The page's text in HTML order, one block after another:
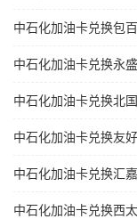
中石化加油卡兑换包
中石化加油卡兑换永
中石化加油卡兑换北
中石化加油卡兑换友
中石化加油卡兑换汇
中石化加油卡兑换西